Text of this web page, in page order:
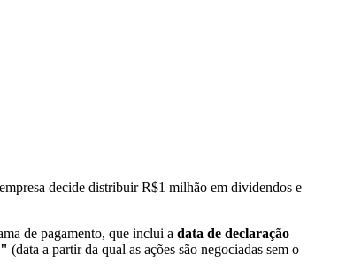
decide distribuir R$1 milhão em dividendos e
de pagamento, que inclui a data de declaração
(data a partir da qual as ações são negociadas sem o